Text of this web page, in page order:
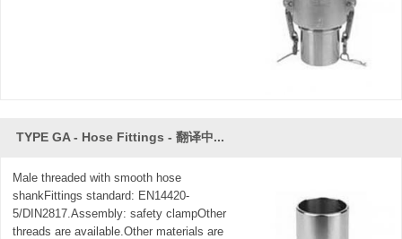
TYPE GA - Hose Fittings - 翻译中...
Male threaded with smooth hose
shankFittings standard: EN14420-
5/DIN2817.Assembly: safety clampOther
threads are available.Other materials are